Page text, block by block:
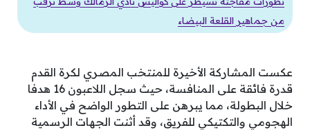
من جماهير القلعة البيضاء
عكست المشاركة الأخيرة للمنتخب المصري لكرة القدم
قدرة فائقة على المنافسة، حيث سجل اللاعبون 16 هدفا
خلال البطولة، مما يبرهن على التطور الواضح في الأداء
الهجومي والتكتيكي للفريق، وقد أثنت الجهات الرسمية